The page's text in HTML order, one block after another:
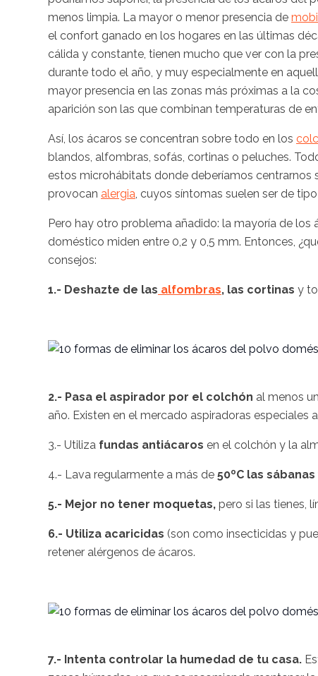
menos limpia. La mayor o menor presencia de
el confort ganado en los hogares en las últimas
cálida y constante, tienen mucho que ver con la
durante todo el año, y muy especialmente en
mayor presencia en las zonas más próximas a la
aparición son las que combinan temperaturas de
Así, los ácaros se concentran sobre todo en los
blandos, alfombras, sofás, cortinas o peluches.
estos microhábitats donde deberíamos
provocan alergia , cuyos síntomas suelen ser de
Pero hay otro problema añadido: la mayoría de
doméstico miden entre 0,2 y 0,5 mm. Entonces,
consejos:
1.- Deshazte de las alfombras, las cortinas y
2.- Pasa el aspirador por el colchón al menos
año. Existen en el mercado aspiradoras especiales
3.- Utiliza fundas antiácaros en el colchón y la
4.- Lava regularmente a más de 50ºC las
5.- Mejor no tener moquetas, pero si las tienes,
6.- Utiliza acaricidas (son como insecticidas y
retener alérgenos de ácaros.
7.- Intenta controlar la humedad de tu casa.